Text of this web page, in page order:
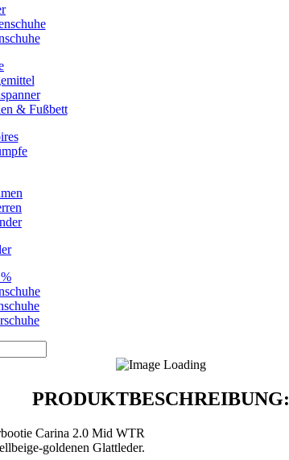
& Fußbett
PRODUKTBESCHREIBUNG:
Carina 2.0 Mid WTR
goldenen Glattleder.